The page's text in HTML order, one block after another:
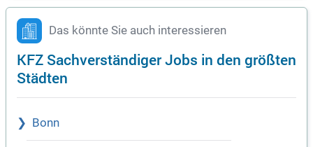
Das könnte Sie auch interessieren
KFZ Sachverständiger Jobs in den größten
Städten
Bonn